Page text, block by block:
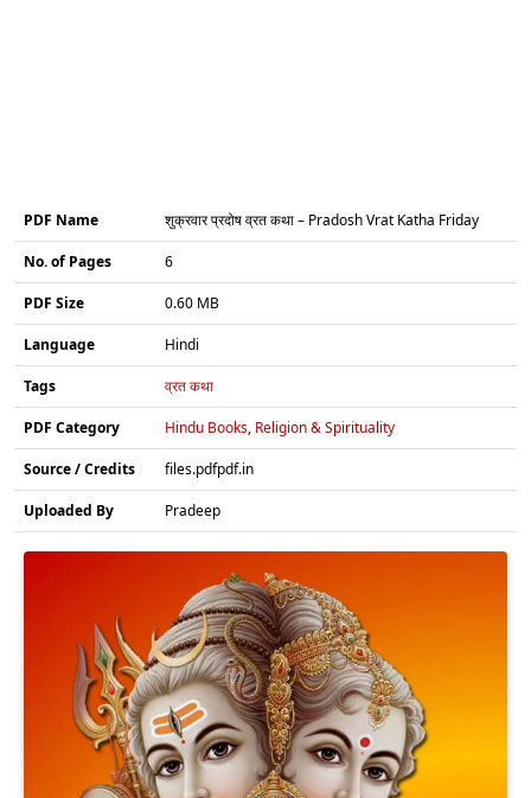
PDF Name शुक्रवार प्रदोष व्रत कथा – Pradosh Vrat Katha Friday
No. of Pages 6
PDF Size 0.60 MB
Language Hindi
Tags व्रत कथा
PDF Category Hindu Books, Religion & Spirituality
Source / Credits files.pdfpdf.in
Uploaded By Pradeep